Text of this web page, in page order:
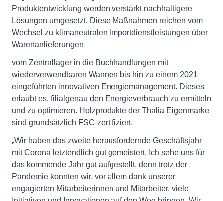
Produktentwicklung werden verstärkt nachhaltigere
Lösungen umgesetzt. Diese Maßnahmen reichen vom
Wechsel zu klimaneutralen Importdienstleistungen über
Warenanlieferungen
vom Zentrallager in die Buchhandlungen mit
wiederverwendbaren Wannen bis hin zu einem 2021
eingeführten innovativen Energiemanagement. Dieses
erlaubt es, filialgenau den Energieverbrauch zu ermitteln
und zu optimieren. Holzprodukte der Thalia Eigenmarke
sind grundsätzlich FSC-zertifiziert.
„Wir haben das zweite herausfordernde Geschäftsjahr
mit Corona letztendlich gut gemeistert. Ich sehe uns für
das kommende Jahr gut aufgestellt, denn trotz der
Pandemie konnten wir, vor allem dank unserer
engagierten Mitarbeiterinnen und Mitarbeiter, viele